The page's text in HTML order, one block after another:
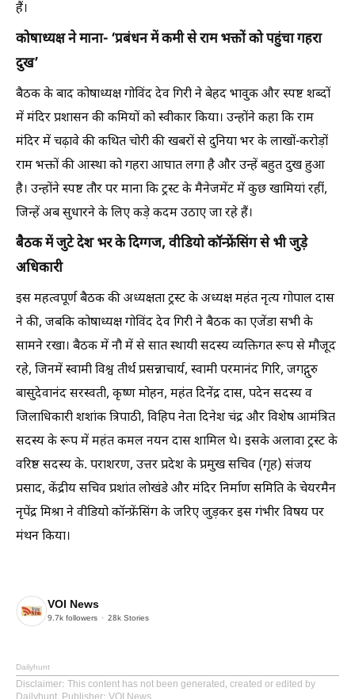
हैं।
कोषाध्यक्ष ने माना- ‘प्रबंधन में कमी से राम भक्तों को पहुंचा गहरा
दुख’
बैठक के बाद कोषाध्यक्ष गोविंद देव गिरी ने बेहद भावुक और स्पष्ट शब्दों
में मंदिर प्रशासन की कमियों को स्वीकार किया। उन्होंने कहा कि राम
मंदिर में चढ़ावे की कथित चोरी की खबरों से दुनिया भर के लाखों-करोड़ों
राम भक्तों की आस्था को गहरा आघात लगा है और उन्हें बहुत दुख हुआ
है। उन्होंने स्पष्ट तौर पर माना कि ट्रस्ट के मैनेजमेंट में कुछ खामियां रहीं,
जिन्हें अब सुधारने के लिए कड़े कदम उठाए जा रहे हैं।
बैठक में जुटे देश भर के दिग्गज, वीडियो कॉन्फ्रेंसिंग से भी जुड़े
अधिकारी
इस महत्वपूर्ण बैठक की अध्यक्षता ट्रस्ट के अध्यक्ष महंत नृत्य गोपाल दास
ने की, जबकि कोषाध्यक्ष गोविंद देव गिरी ने बैठक का एजेंडा सभी के
सामने रखा। बैठक में नौ में से सात स्थायी सदस्य व्यक्तिगत रूप से मौजूद
रहे, जिनमें स्वामी विश्व तीर्थ प्रसन्नाचार्य, स्वामी परमानंद गिरि, जगद्गुरु
बासुदेवानंद सरस्वती, कृष्ण मोहन, महंत दिनेंद्र दास, पदेन सदस्य व
जिलाधिकारी शशांक त्रिपाठी, विहिप नेता दिनेश चंद्र और विशेष आमंत्रित
सदस्य के रूप में महंत कमल नयन दास शामिल थे। इसके अलावा ट्रस्ट के
वरिष्ठ सदस्य के. पराशरण, उत्तर प्रदेश के प्रमुख सचिव (गृह) संजय
प्रसाद, केंद्रीय सचिव प्रशांत लोखंडे और मंदिर निर्माण समिति के चेयरमैन
नृपेंद्र मिश्रा ने वीडियो कॉन्फ्रेंसिंग के जरिए जुड़कर इस गंभीर विषय पर
मंथन किया।
VOI News
9.7k followers 28k Stories
Dailyhunt
Disclaimer: This content has not been generated, created or edited by